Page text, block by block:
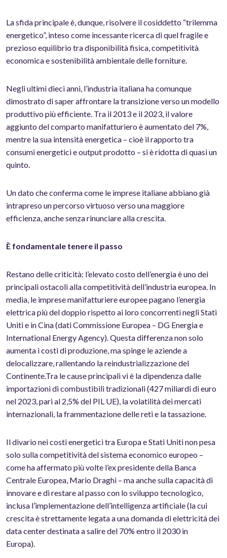
La sfida principale è, dunque, risolvere il cosiddetto “trilemma
energetico”, inteso come incessante ricerca di quel fragile e
prezioso equilibrio tra disponibilità fisica, competitività
economica e sostenibilità ambientale delle forniture.
Negli ultimi dieci anni, l’industria italiana ha comunque
dimostrato di saper affrontare la transizione verso un modello
produttivo più efficiente. Tra il 2013 e il 2023, il valore
aggiunto del comparto manifatturiero è aumentato del 7%,
mentre la sua intensità energetica – cioè il rapporto tra
consumi energetici e output prodotto – si è ridotta di quasi un
quinto.
Un dato che conferma come le imprese italiane abbiano già
intrapreso un percorso virtuoso verso una maggiore
efficienza, anche senza rinunciare alla crescita.
È fondamentale tenere il passo
Restano delle criticità: l’elevato costo dell’energia è uno dei
principali ostacoli alla competitività dell’industria europea. In
media, le imprese manifatturiere europee pagano l’energia
elettrica più del doppio rispetto ai loro concorrenti negli Stati
Uniti e in Cina (dati Commissione Europea – DG Energia e
International Energy Agency). Questa differenza non solo
aumenta i costi di produzione, ma spinge le aziende a
delocalizzare, rallentando la reindustrializzazione del
Continente.Tra le cause principali vi è la dipendenza dalle
importazioni di combustibili tradizionali (427 miliardi di euro
nel 2023, pari al 2,5% del PIL UE), la volatilità dei mercati
internazionali, la frammentazione delle reti e la tassazione.
Il divario nei costi energetici tra Europa e Stati Uniti non pesa
solo sulla competitività del sistema economico europeo –
come ha affermato più volte l’ex presidente della Banca
Centrale Europea, Mario Draghi – ma anche sulla capacità di
innovare e di restare al passo con lo sviluppo tecnologico,
inclusa l’implementazione dell’intelligenza artificiale (la cui
crescita è strettamente legata a una domanda di elettricità dei
data center destinata a salire del 70% entro il 2030 in
Europa).